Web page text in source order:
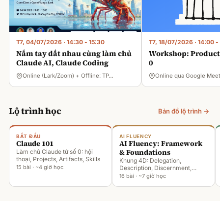
T7, 04/07/2026 · 14:30 - 15:30
Nắm tay dắt nhau cùng làm chủ
Claude AI, Claude Coding
Online (Lark/Zoom) + Offline: TP…
T7, 18/07/2026 · 14:00 -
Workshop:
0
Online qua Google Meet
Lộ trình học Bản đồ lộ trình →
BẮT ĐẦU
Claude 101
Làm chủ Claude từ số 0: hội
thoại, Projects, Artifacts, Skills
15 bài · ~4 giờ học
AI FLUENCY
AI Fluency: Framework
& Foundations
Khung 4D: Delegation,
Description, Discernment,
Diligence
16 bài · ~7 giờ học